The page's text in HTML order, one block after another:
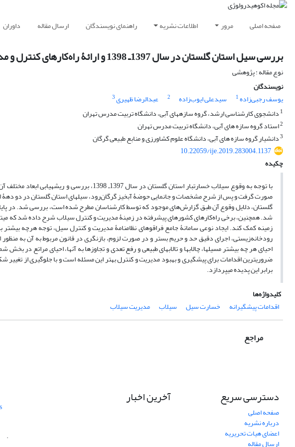
صفحه اصلی مرور اطلاعات نشریه راهنمای نویسندگان ارسال مقاله داوران
بررسی سیل استان گلستان در سال 1397ـ 1398 و ارائۀ راه‌کارهای کنترل و مدیریت آن در آینده
نوع مقاله : پژوهشی
نویسندگان
یوسف رجبی‌زاده1 سیدعلی ایوب‌زاده 2 عبدالرضا ظهیری3
1 دانشجوی کارشناسی ارشد، گروه سازه‎های آبی، دانشگاه تربیت مدرس تهران
2استاد گروه سازه‏ های آبی، دانشگاه تربیت مدرس تهران
3دانشیار گروه سازه‏ های آبی، دانشگاه علوم کشاورزی و منابع طبیعی گرگان
10.22059/ije.2019.283004.1137
چکیده
با توجه به وقوع سیلاب خسارت‏بار استان گلستان در سال
گلستان، دلایل وقوع آن طبق گزارش‌های موجود که توسط کارشناسان مطرح شده است، بررسی شد. در
شد. همچنین، برخی راه‌کارهای کشورهای پیشرفته در زمینۀ مدیریت و کنترل سیلاب شرح داده شد که
زمینه کمک کند. ایجاد نوعی سامانۀ جامع فراقوه‏ای نظام‏نامۀ مدیریت و کنترل سیل، توجه هرچه
رودخانه‌زیستی، اجرای دقیق حد و حریم بستر و در صورت لزوم، بازنگری در قانون مربوط به آن به
احیای هر چه بیشتر مسیل‏ها، چالاب‏ها و تالاب‏های طبیعی و رفع تعدی و تجاوزها به آنها، احیای مراتع در
ضروری‏ترین اقدامات برای پیشگیری و بهبود مدیریت و کنترل بهتر این مسئله است و با جلوگیری از
برابر این پدیده می‏پردازد.
کلیدواژه‌ها
اقدامات پیشگیرانه
خسارت سیل سیلاب مدیریت سیلاب
مراجع
دسترسی سریع
صفحه اصلی
درباره نشریه
اعضای هیات تحریریه
ارسال مقاله
آخرین اخبار
.